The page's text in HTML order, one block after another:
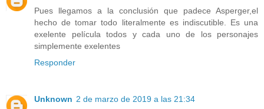
Pues llegamos a la conclusión que padece Asperger,el
hecho de tomar todo literalmente es indiscutible. Es una
exelente película todos y cada uno de los personajes
simplemente exelentes
Responder
Unknown 2 de marzo de 2019 a las 21:34